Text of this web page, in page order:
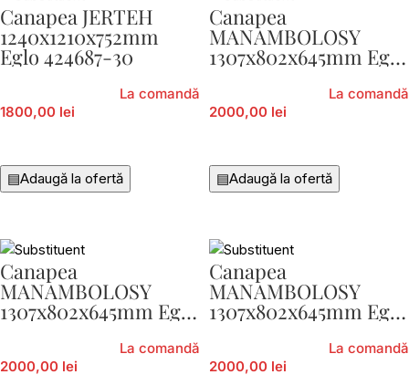
Canapea JERTEH
1240x1210x752mm
Eglo 424687-30
1800,00 lei
La comandă
▤Adaugă la ofertă
Canapea
MANAMBOLOSY
1307x802x645mm Eglo
2000,00 lei
La comandă
▤Adaugă la ofertă
Canapea
MANAMBOLOSY
1307x802x645mm Eglo
2000,00 lei
La comandă
Canapea
MANAMBOLOSY
1307x802x645mm Eglo
2000,00 lei
La comandă